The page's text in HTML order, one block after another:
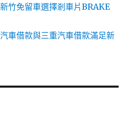
竹免留車選擇剎車片BRAKE
車借款與三重汽車借款滿足新